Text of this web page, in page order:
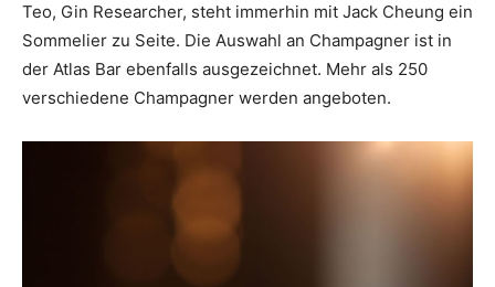
Teo, Gin Researcher, steht immerhin mit Jack Cheung ein
Sommelier zu Seite. Die Auswahl an Champagner ist in
der Atlas Bar ebenfalls ausgezeichnet. Mehr als 250
verschiedene Champagner werden angeboten.